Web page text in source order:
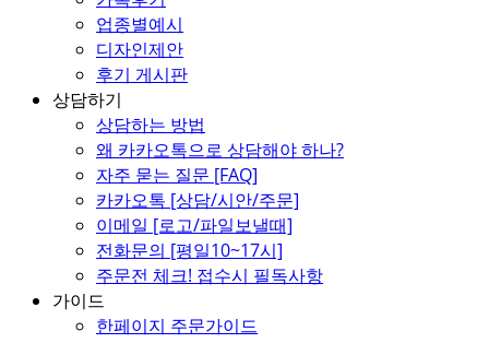
업종별예시
디자인제안
후기 게시판
상담하기
상담하는 방법
왜 카카오톡으로 상담해야 하나?
자주 묻는 질문 [FAQ]
카카오톡 [상담/시안/주문]
이메일 [로고/파일보낼때]
전화문의 [평일10~17시]
주문전 체크! 접수시 필독사항
가이드
한페이지 주문가이드